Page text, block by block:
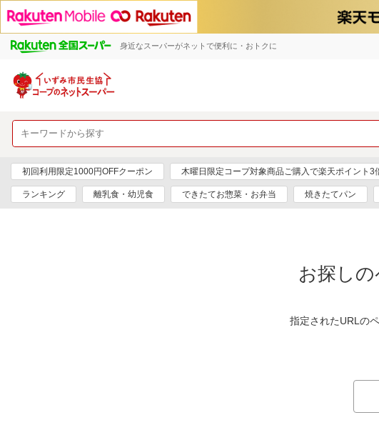
身近なスーパーがネットで便利に・おトクに
初回利用限定1000円OFFクーポン 木曜日限定コープ対象商品ご購入で楽天ポイント3
ランキング 離乳食・幼児食 できたてお惣菜・お弁当 焼きたてパン
お探し
指定されたURLの